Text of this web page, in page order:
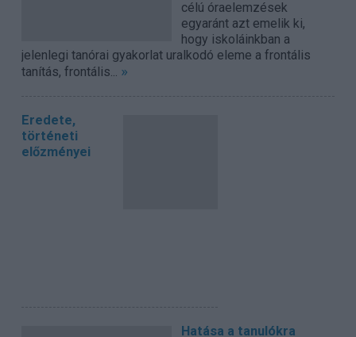
célú óraelemzések
egyaránt azt emelik ki,
hogy iskoláinkban a
jelenlegi tanórai gyakorlat uralkodó eleme a frontális
tanítás, frontális... »
Eredete,
történeti
előzményei
Hatása a tanulókra